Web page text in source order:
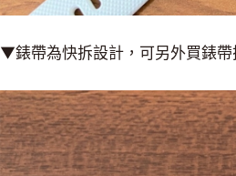
▼錶帶為快拆設計，可另外買錶帶